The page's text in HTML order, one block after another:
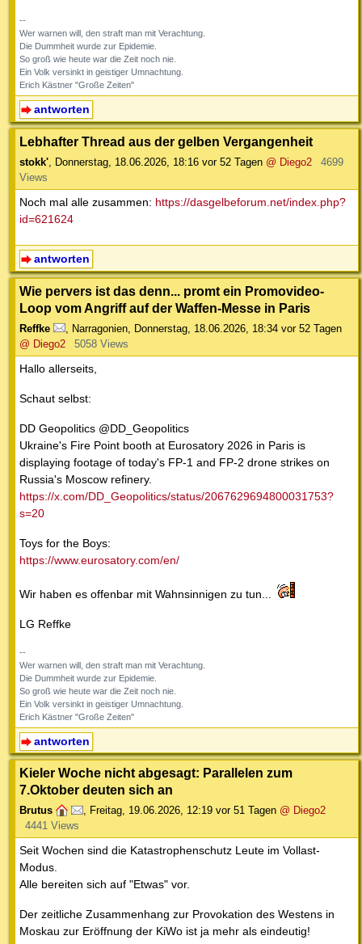
--
Wer warnen will, den straft man mit Verachtung.
Die Dummheit wurde zur Epidemie.
So groß wie heute war die Zeit noch nie.
Ein Volk versinkt in geistiger Umnachtung.
Erich Kästner "Große Zeiten"
antworten
Lebhafter Thread aus der gelben Vergangenheit
stokk' Donnerstag, 18.06.2026, 18:16 vor 52 Tagen @ Diego2
4699
Views
Noch mal alle zusammen: https://dasgelbeforum.net/index.php?
id=621624
antworten
Wie pervers ist das denn... promt ein Promovideo-
Loop vom Angriff auf der Waffen-Messe in Paris
Reffke Narragonien Donnerstag, 18.06.2026, 18:34 vor 52 Tagen
@ Diego2
5058 Views
Hallo allerseits,
Schaut selbst:
DD Geopolitics @DD_Geopolitics
Ukraine's Fire Point booth at Eurosatory 2026 in Paris is
displaying footage of today's FP-1 and FP-2 drone strikes on
Russia's Moscow refinery.
https://x.com/DD_Geopolitics/status/2067629694800031753?
s=20
Toys for the Boys:
https://www.eurosatory.com/en/
Wir haben es offenbar mit Wahnsinnigen zu tun...
LG Reffke
--
Wer warnen will, den straft man mit Verachtung.
Die Dummheit wurde zur Epidemie.
So groß wie heute war die Zeit noch nie.
Ein Volk versinkt in geistiger Umnachtung.
Erich Kästner "Große Zeiten"
antworten
Kieler Woche nicht abgesagt: Parallelen zum
7.Oktober deuten sich an
Brutus , Freitag, 19.06.2026, 12:19 vor 51 Tagen @ Diego2
4441 Views
Seit Wochen sind die Katastrophenschutz Leute im Vollast-
Modus.
Alle bereiten sich auf "Etwas" vor.
Der zeitliche Zusammenhang zur Provokation des Westens in
Moskau zur Eröffnung der KiWo ist ja mehr als eindeutig!